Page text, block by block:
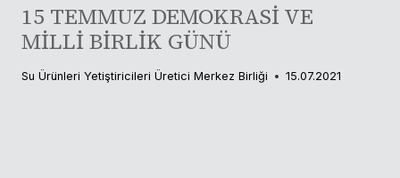
15 TEMMUZ DEMOKRASİ VE
MİLLİ BİRLİK GÜNÜ
Su Ürünleri Yetiştiricileri Üretici Merkez Birliği 15.07.2021